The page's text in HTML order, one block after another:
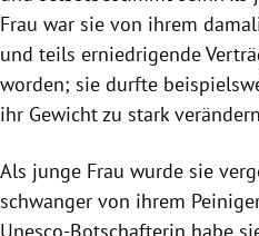
Frau war sie von ihrem
und teils erniedrigende
worden; sie durfte
ihr Gewicht zu stark
Als junge Frau wurde sie
schwanger von ihrem